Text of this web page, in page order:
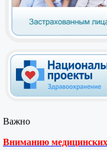
Важно
Вниманию медицинских